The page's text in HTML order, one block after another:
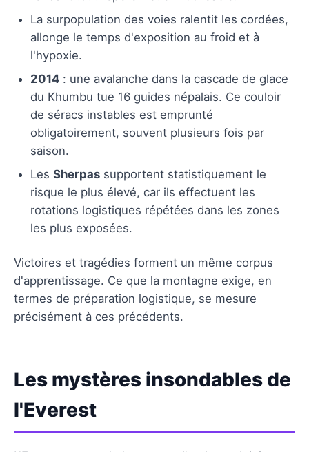
La surpopulation des voies ralentit les cordées,
allonge le temps d'exposition au froid et à
l'hypoxie.
2014 : une avalanche dans la cascade de glace
du Khumbu tue 16 guides népalais. Ce couloir
de séracs instables est emprunté
obligatoirement, souvent plusieurs fois par
saison.
Les Sherpas supportent statistiquement le
risque le plus élevé, car ils effectuent les
rotations logistiques répétées dans les zones
les plus exposées.
Victoires et tragédies forment un même corpus
d'apprentissage. Ce que la montagne exige, en
termes de préparation logistique, se mesure
précisément à ces précédents.
Les mystères insondables de
l'Everest